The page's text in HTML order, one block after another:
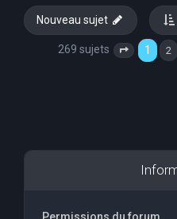
Nouveau sujet
269 sujets Page 1
1 2